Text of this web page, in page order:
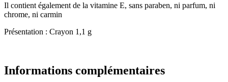
Il contient également de la vitamine E, sans paraben, ni parfum, ni
chrome, ni carmin
Présentation : Crayon 1,1 g
Informations complémentaires